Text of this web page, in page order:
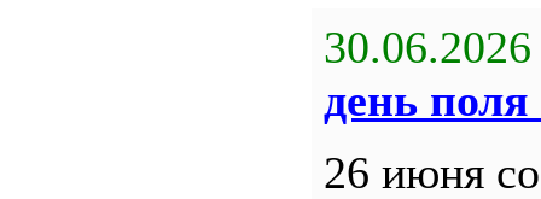
30.06.2026
день поля
26 июня